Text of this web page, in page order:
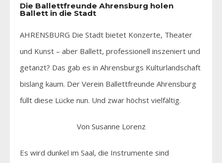
Die Ballettfreunde Ahrensburg holen
Ballett in die Stadt
AHRENSBURG Die Stadt bietet Konzerte, Theater
und Kunst – aber Ballett, professionell inszeniert und
getanzt? Das gab es in Ahrensburgs Kulturlandschaft
bislang kaum. Der Verein Ballettfreunde Ahrensburg
füllt diese Lücke nun. Und zwar höchst vielfältig.
Von Susanne Lorenz
Es wird dunkel im Saal, die Instrumente sind